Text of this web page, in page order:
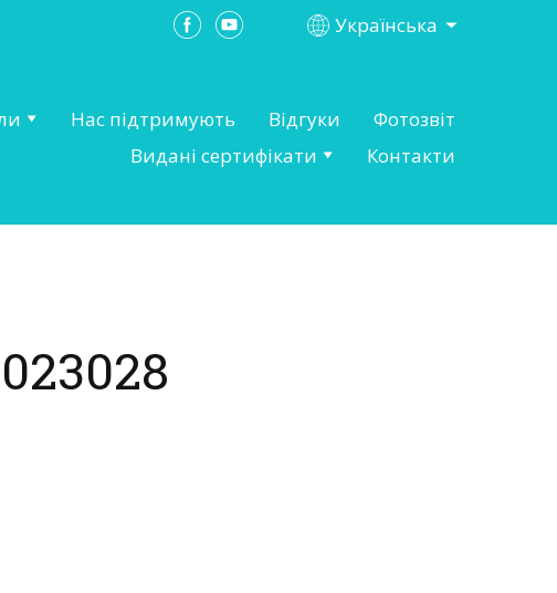
Українська
Нас підтримують Відгуки
Фотозвіт
Видані сертифікати
Контакти